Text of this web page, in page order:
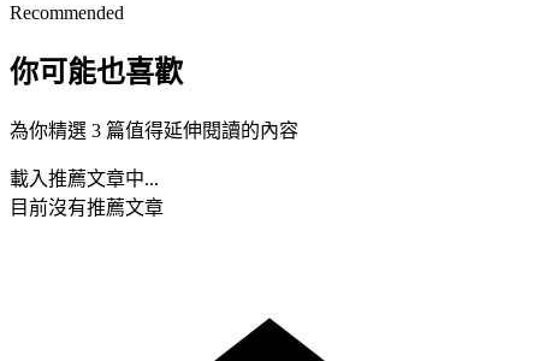
Recommended
你可能也喜歡
為你精選 3 篇值得延伸閱讀的內容
載入推薦文章中...
目前沒有推薦文章